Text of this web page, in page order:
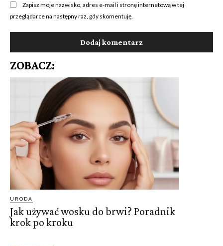
Zapisz moje nazwisko, adres e-mail i stronę internetową w tej
przeglądarce na następny raz, gdy skomentuję.
ZOBACZ:
URODA
Jak używać wosku do brwi? Poradnik
krok po kroku